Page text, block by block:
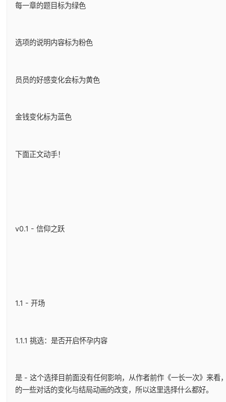
每一章的题目标为绿色
选项的说明内容标为粉色
员员的好感变化会标为黄色
金钱变化标为蓝色
下面正文动手！
v0.1 - 信仰之跃
1.1 - 开场
1.1.1 挑选：是否开启怀孕内容
是 - 这个选择目前面没有任何影响，从作者前作《一长一次》来看
的一些对话的变化与结局动画的改变，所以这里选择什么都好。